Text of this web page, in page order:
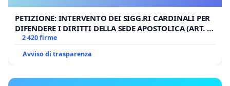
PETIZIONE: INTERVENTO DEI SIGG.RI CARDINALI PER
DIFENDERE I DIRITTI DELLA SEDE APOSTOLICA (ART. 3
UDG)
2 420 firme
Avviso di trasparenza